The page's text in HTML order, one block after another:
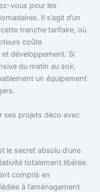
vous pour les
Il s’agit d’un
tranche tarifaire, où
coûte
développement. Si
du matin au soir,
un équipement
ses projets déco avec
le secret absolu d’une
totalement libérée.
compris en
à l’aménagement